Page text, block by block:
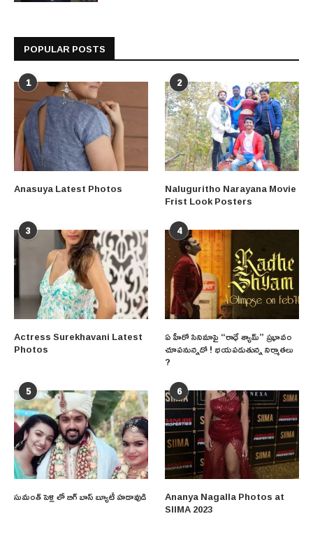
POPULAR POSTS
1
Anasuya Latest Photos
2
Naluguritho Narayana Movie
Frist Look Posters
3
Actress Surekhavani Latest
Photos
4
ఏ హీరో సినిమాపై “రాధే శ్యామ్” ప్రభావం
చూపనున్నదో ! భయపడుతున్న నిర్మాతలు
?
5
సుమంత్ పెళ్లి లో బిగ్ బాస్ బ్యూటీ హడావుడి
6
Ananya Nagalla Photos at
SIIMA 2023